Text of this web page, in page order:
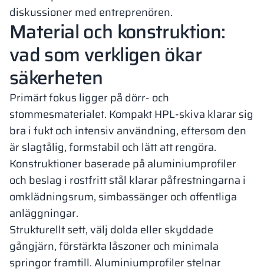
diskussioner med entreprenören.
Material och konstruktion:
vad som verkligen ökar
säkerheten
Primärt fokus ligger på dörr- och
stommesmaterialet. Kompakt HPL-skiva klarar sig
bra i fukt och intensiv användning, eftersom den
är slagtålig, formstabil och lätt att rengöra.
Konstruktioner baserade på aluminiumprofiler
och beslag i rostfritt stål klarar påfrestningarna i
omklädningsrum, simbassänger och offentliga
anläggningar.
Strukturellt sett, välj dolda eller skyddade
gångjärn, förstärkta låszoner och minimala
springor framtill. Aluminiumprofiler stelnar